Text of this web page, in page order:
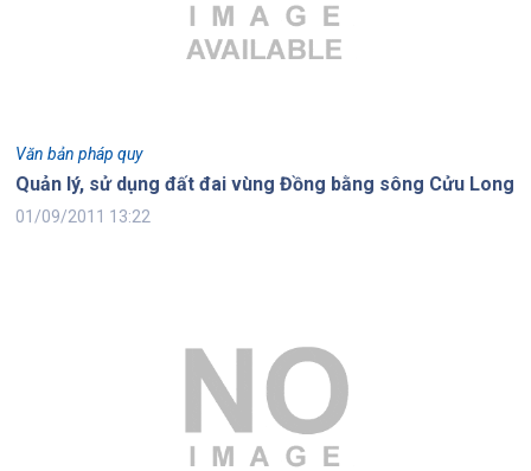
Văn bản pháp quy
Quản lý, sử dụng đất đai vùng Đồng bằng sông Cửu Long
01/09/2011 13:22